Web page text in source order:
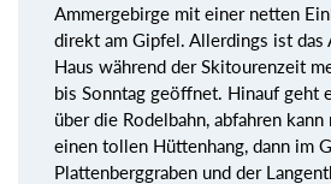
Ammergebirge mit einer netten
direkt am Gipfel. Allerdings ist das
Haus während der Skitourenzeit
bis Sonntag geöffnet. Hinauf geht
über die Rodelbahn, abfahren kann
einen tollen Hüttenhang, dann im
Plattenberggraben und der